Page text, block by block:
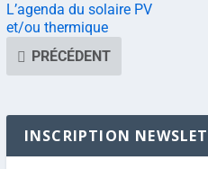
L’agenda du solaire PV
et/ou thermique
PRÉCÉDENT
INSCRIPTION